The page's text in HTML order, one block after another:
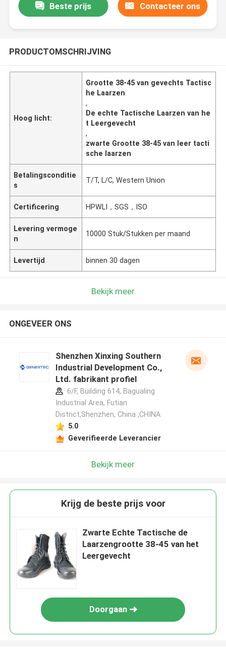
Beste prijs Contacteer ons
PRODUCTOMSCHRIJVING
Hoog licht:
Grootte 38-45 van gevechts Tactisc
he Laarzen
,
De echte Tactische Laarzen van he
t Leergevecht
,
zwarte Grootte 38-45 van leer tacti
sche laarzen
Betalingsconditie
s
T/T, L/C, Western Union
Certificering HPWLI，SGS，ISO
Levering vermoge
n
10000 Stuk/Stukken per maand
Levertijd binnen 30 dagen
Bekijk meer
ONGEVEER ONS
Shenzhen Xinxing Southern
Industrial Development Co.,
Ltd. fabrikant profiel
6/F, Building 614, Bagualing
Industrial Area, Futian
District,Shenzhen, China ,CHINA
5.0
Geverifieerde Leverancier
Bekijk meer
Krijg de beste prijs voor
Zwarte Echte Tactische de
Laarzengrootte 38-45 van het
Leergevecht
Doorgaan